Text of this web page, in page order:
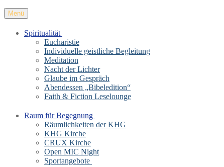
Menü
Spiritualität
Eucharistie
Individuelle geistliche Begleitung
Meditation
Nacht der Lichter
Glaube im Gespräch
Abendessen „Bibeledition“
Faith & Fiction Leselounge
Raum für Begegnung
Räumlichkeiten der KHG
KHG Kirche
CRUX Kirche
Open MIC Night
Sportangebote